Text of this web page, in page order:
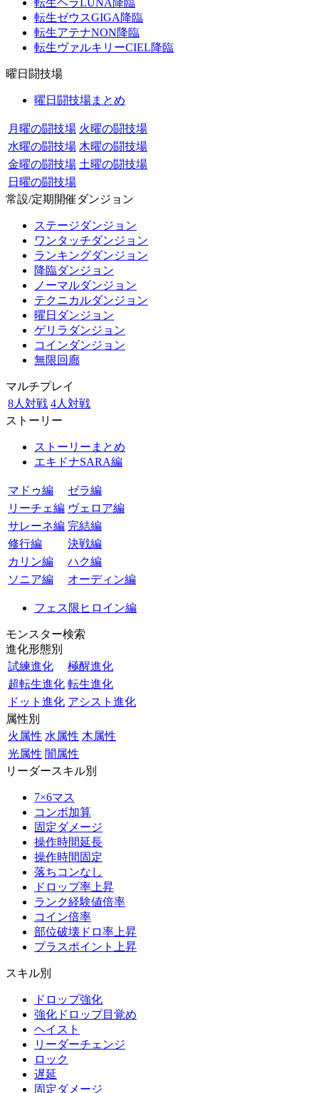
転生ヘラLUNA降臨
転生ゼウスGIGA降臨
転生アテナNON降臨
転生ヴァルキリーCIEL降臨
曜日闘技場
曜日闘技場まとめ
月曜の闘技場 火曜の闘技場
水曜の闘技場 木曜の闘技場
金曜の闘技場 土曜の闘技場
日曜の闘技場
常設/定期開催ダンジョン
ステージダンジョン
ワンタッチダンジョン
ランキングダンジョン
降臨ダンジョン
ノーマルダンジョン
テクニカルダンジョン
曜日ダンジョン
ゲリラダンジョン
コインダンジョン
無限回廊
マルチプレイ
8人対戦 4人対戦
ストーリー
ストーリーまとめ
エキドナSARA編
マドゥ編
ゼラ編
リーチェ編 ヴェロア編
サレーネ編 完結編
修行編
決戦編
カリン編
ハク編
ソニア編
オーディン編
フェス限ヒロイン編
モンスター検索
進化形態別
試練進化
極醒進化
超転生進化 転生進化
ドット進化 アシスト進化
属性別
火属性 水属性 木属性
光属性 闇属性
リーダースキル別
7×6マス
コンボ加算
固定ダメージ
操作時間延長
操作時間固定
落ちコンなし
ドロップ率上昇
ランク経験値倍率
コイン倍率
部位破壊ドロ率上昇
プラスポイント上昇
スキル別
ドロップ強化
強化ドロップ目覚め
ヘイスト
リーダーチェンジ
ロック
遅延
固定ダメージ